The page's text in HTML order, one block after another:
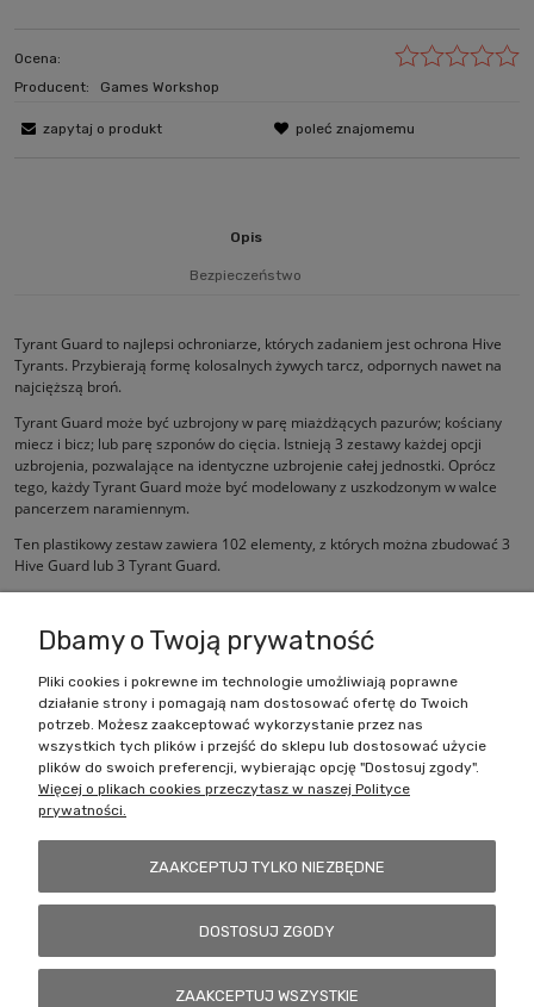
Ocena:
Producent:
Games Workshop
zapytaj o produkt poleć znajomemu
Opis
Bezpieczeństwo
Tyrant Guard to najlepsi ochroniarze, których zadaniem jest ochrona Hive
Tyrants. Przybierają formę kolosalnych żywych tarcz, odpornych nawet na
najcięższą broń.
Tyrant Guard może być uzbrojony w parę miażdżących pazurów; kościany
miecz i bicz; lub parę szponów do cięcia. Istnieją 3 zestawy każdej opcji
uzbrojenia, pozwalające na identyczne uzbrojenie całej jednostki. Oprócz
tego, każdy Tyrant Guard może być modelowany z uszkodzonym w walce
pancerzem naramiennym.
Ten plastikowy zestaw zawiera 102 elementy, z których można zbudować 3
Hive Guard lub 3 Tyrant Guard.
Zakupy
Pomoc
Dbamy o Twoją prywatność
Pliki cookies i pokrewne im technologie umożliwiają poprawne
działanie strony i pomagają nam dostosować ofertę do Twoich
potrzeb. Możesz zaakceptować wykorzystanie przez nas
wszystkich tych plików i przejść do sklepu lub dostosować użycie
plików do swoich preferencji, wybierając opcję "Dostosuj zgody".
Więcej o plikach cookies przeczytasz w naszej Polityce
prywatności.
ZAAKCEPTUJ TYLKO NIEZBĘDNE
DOSTOSUJ ZGODY
ZAAKCEPTUJ WSZYSTKIE